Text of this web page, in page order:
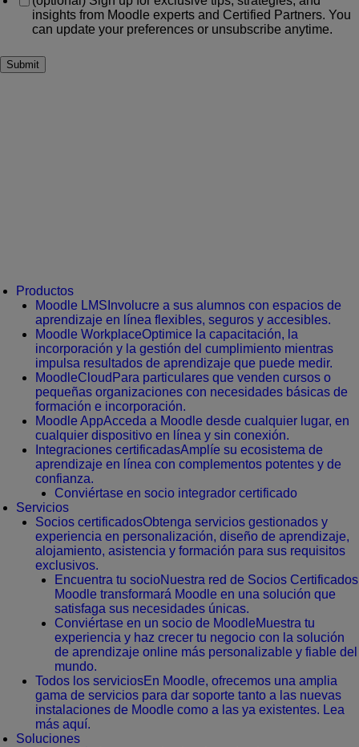
insights from Moodle experts and Certified Partners. You
can update your preferences or unsubscribe anytime.
Productos
Moodle LMS Involucre a sus alumnos con espacios de
aprendizaje en línea flexibles, seguros y accesibles.
Moodle WorkplaceOptimice la capacitación, la
incorporación y la gestión del cumplimiento mientras
impulsa resultados de aprendizaje que puede medir.
MoodleCloud Para particulares que venden cursos o
pequeñas organizaciones con necesidades básicas de
formación e incorporación.
Moodle AppAcceda a Moodle desde cualquier lugar, en
cualquier dispositivo en línea y sin conexión.
Integraciones certificadasAmplíe su ecosistema de
aprendizaje en línea con complementos potentes y de
confianza.
Conviértase en socio integrador certificado
Servicios
Socios certificadosObtenga servicios gestionados y
experiencia en personalización, diseño de aprendizaje,
alojamiento, asistencia y formación para sus requisitos
exclusivos.
Encuentra tu socioNuestra red de Socios Certificados
Moodle transformará Moodle en una solución que
satisfaga sus necesidades únicas.
Conviértase en un socio de MoodleMuestra tu
experiencia y haz crecer tu negocio con la solución
de aprendizaje online más personalizable y fiable del
mundo.
Todos los serviciosEn Moodle, ofrecemos una amplia
gama de servicios para dar soporte tanto a las nuevas
instalaciones de Moodle como a las ya existentes. Lea
más aquí.
Soluciones